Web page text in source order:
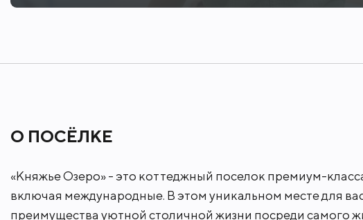
О ПОСЁЛКЕ
«Княжье Озеро» - это коттеджный поселок премиум-
включая международные. В этом уникальном месте для
преимущества уютной столичной жизни посреди самого